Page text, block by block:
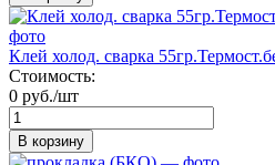
Клей холод. сварка
Стоимость:
0 руб./шт
В корзину